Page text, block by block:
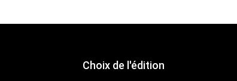
Choix de l'édition